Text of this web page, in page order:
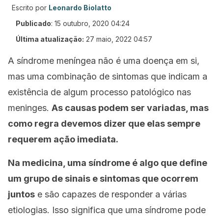
Escrito por Leonardo Biolatto
Publicado: 15 outubro, 2020 04:24
Última atualização: 27 maio, 2022 04:57
A síndrome meníngea não é uma doença em si,
mas uma combinação de sintomas que indicam a
existência de algum processo patológico nas
meninges. As causas podem ser variadas, mas
como regra devemos dizer que elas sempre
requerem ação imediata.
Na medicina, uma síndrome é algo que define
um grupo de sinais e sintomas que ocorrem
juntos e são capazes de responder a várias
etiologias. Isso significa que uma síndrome pode